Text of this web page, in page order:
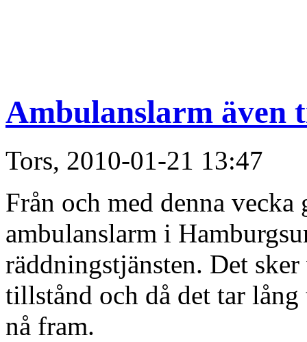
Ambulanslarm även
Tors, 2010-01-21 13:47
Från och med denna vecka
ambulanslarm i
räddningstjänsten. Det
tillstånd och då det tar
nå fram.